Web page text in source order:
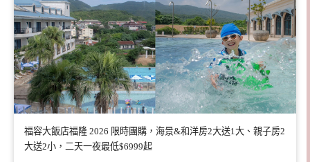
福容大飯店福隆 2026 限時團購，海景&和洋房2大送1大、親子房2
大送2小，二天一夜最低$6999起